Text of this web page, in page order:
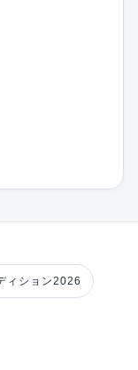
ィション2026